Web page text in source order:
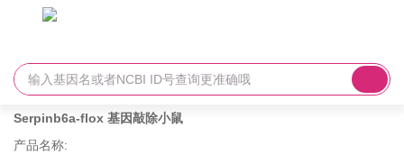
Serpinb6a-flox 基因敲除小鼠
产品名称: